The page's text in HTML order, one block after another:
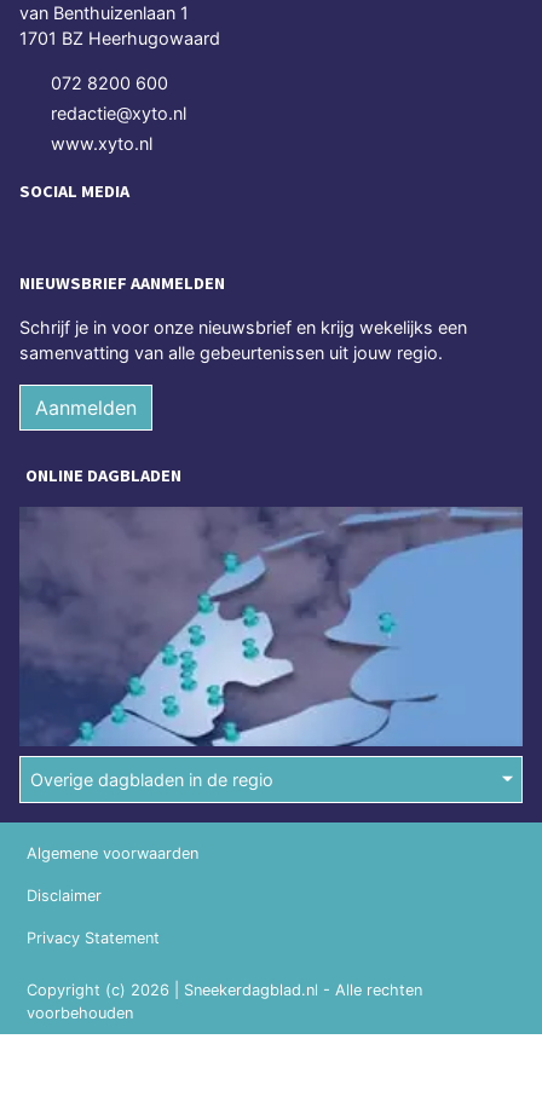
van Benthuizenlaan 1
1701 BZ Heerhugowaard
072 8200 600
redactie@xyto.nl
www.xyto.nl
SOCIAL MEDIA
NIEUWSBRIEF AANMELDEN
Schrijf je in voor onze nieuwsbrief en krijg wekelijks een
samenvatting van alle gebeurtenissen uit jouw regio.
Aanmelden
ONLINE DAGBLADEN
Overige dagbladen in de regio
Copyright (c) 2026 | Sneekerdagblad.nl - Alle rechten
voorbehouden
Algemene voorwaarden
Disclaimer
Privacy Statement